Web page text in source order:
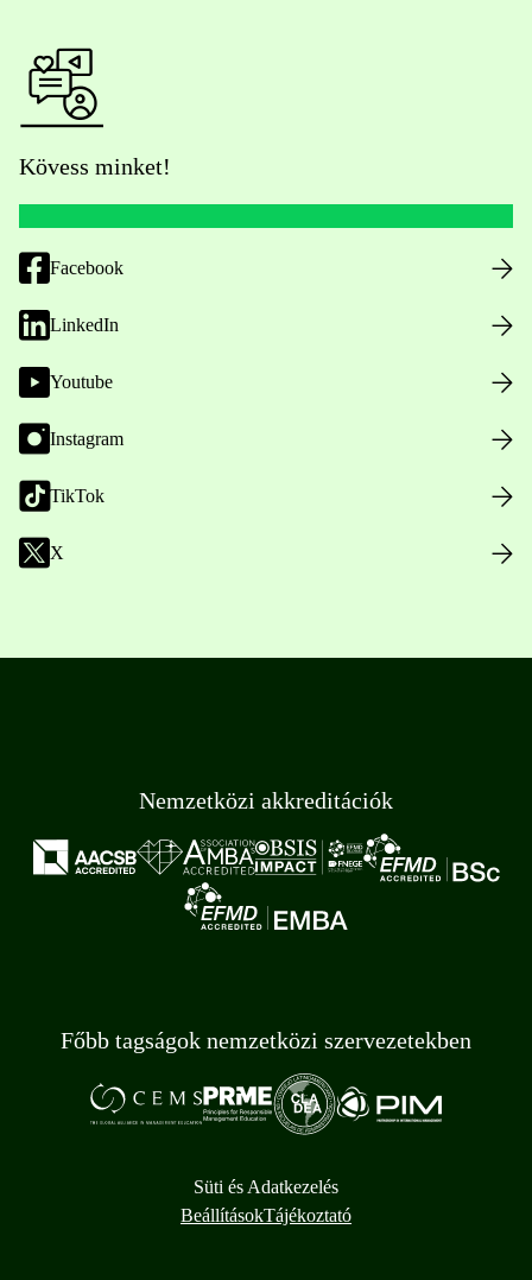
Kövess minket!
Facebook
LinkedIn
Youtube
Instagram
TikTok
X
Nemzetközi akkreditációk
Főbb tagságok nemzetközi szervezetekben
Süti és Adatkezelés
BeállításokTájékoztató